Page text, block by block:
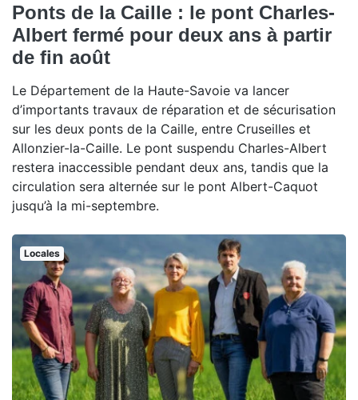
Ponts de la Caille : le pont Charles-
Albert fermé pour deux ans à partir
de fin août
Le Département de la Haute-Savoie va lancer
d’importants travaux de réparation et de sécurisation
sur les deux ponts de la Caille, entre Cruseilles et
Allonzier-la-Caille. Le pont suspendu Charles-Albert
restera inaccessible pendant deux ans, tandis que la
circulation sera alternée sur le pont Albert-Caquot
jusqu’à la mi-septembre.
Locales